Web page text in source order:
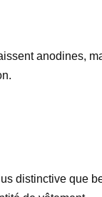
anodines,
distinctive que